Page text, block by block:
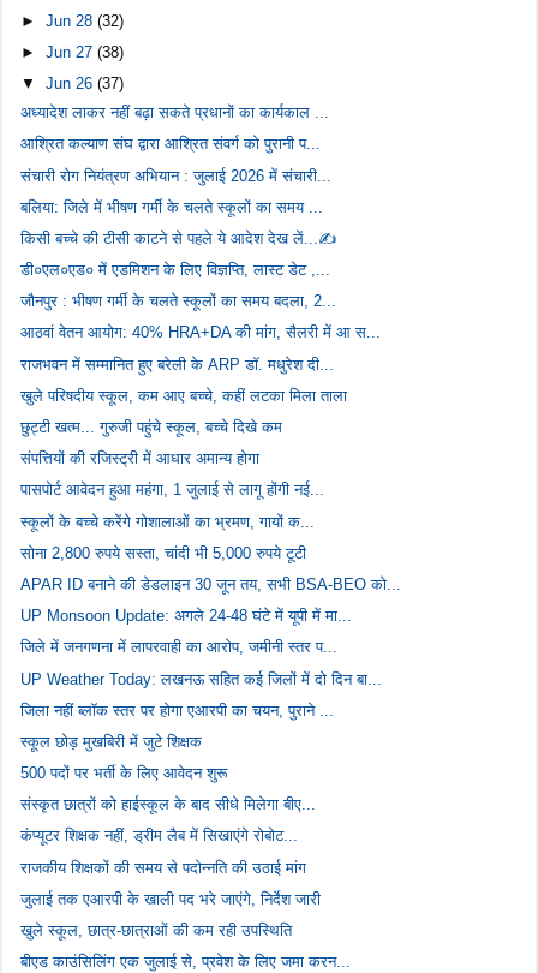
►Jun 28(32)
►Jun 27(38)
▼Jun 26(37)
अध्यादेश लाकर नहीं बढ़ा सकते प्रधानों का कार्यकाल ...
आश्रित कल्याण संघ द्वारा आश्रित संवर्ग को पुरानी प...
संचारी रोग नियंत्रण अभियान : जुलाई 2026 में संचारी...
बलिया: जिले में भीषण गर्मी के चलते स्कूलों का समय ...
किसी बच्चे की टीसी काटने से पहले ये आदेश देख लें...✍️
डी०एल०एड० में एडमिशन के लिए विज्ञप्ति, लास्ट डेट ,...
जौनपुर : भीषण गर्मी के चलते स्कूलों का समय बदला, 2...
आठवां वेतन आयोग: 40% HRA+DA की मांग, सैलरी में आ स...
राजभवन में सम्मानित हुए बरेली के ARP डॉ. मधुरेश दी...
खुले परिषदीय स्कूल, कम आए बच्चे, कहीं लटका मिला ताला
छुट्टी खत्म... गुरुजी पहुंचे स्कूल, बच्चे दिखे कम
संपत्तियों की रजिस्ट्री में आधार अमान्य होगा
पासपोर्ट आवेदन हुआ महंगा, 1 जुलाई से लागू होंगी नई...
स्कूलों के बच्चे करेंगे गोशालाओं का भ्रमण, गायों क...
सोना 2,800 रुपये सस्ता, चांदी भी 5,000 रुपये टूटी
APAR ID बनाने की डेडलाइन 30 जून तय, सभी BSA-BEO को...
UP Monsoon Update: अगले 24-48 घंटे में यूपी में मा...
जिले में जनगणना में लापरवाही का आरोप, जमीनी स्तर प...
UP Weather Today: लखनऊ सहित कई जिलों में दो दिन बा...
जिला नहीं ब्लॉक स्तर पर होगा एआरपी का चयन, पुराने ...
स्कूल छोड़ मुखबिरी में जुटे शिक्षक
500 पदों पर भर्ती के लिए आवेदन शुरू
संस्कृत छात्रों को हाईस्कूल के बाद सीधे मिलेगा बीए...
कंप्यूटर शिक्षक नहीं, ड्रीम लैब में सिखाएंगे रोबोट...
राजकीय शिक्षकों की समय से पदोन्नति की उठाई मांग
जुलाई तक एआरपी के खाली पद भरे जाएंगे, निर्देश जारी
खुले स्कूल, छात्र-छात्राओं की कम रही उपस्थिति
बीएड काउंसिलिंग एक जुलाई से, प्रवेश के लिए जमा करन...